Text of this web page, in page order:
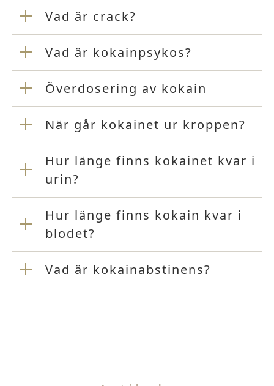
Vad är crack?
Vad är kokainpsykos?
Överdosering av kokain
När går kokainet ur kroppen?
Hur länge finns kokainet kvar i
urin?
Hur länge finns kokain kvar i
blodet?
Vad är kokainabstinens?